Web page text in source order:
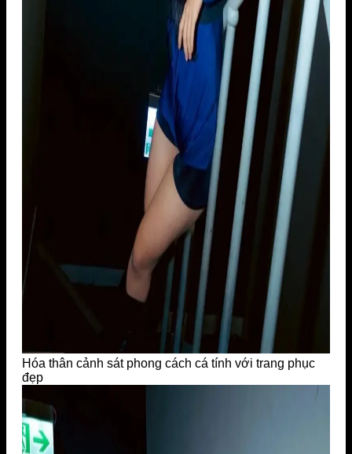
Hóa thân cảnh sát phong cách cá tính với trang phục
đẹp